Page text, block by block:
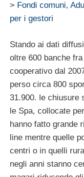
> Fondi comuni,
per i gestori
Stando ai dati
oltre 600 banche
cooperativo dal
perso circa 800
31.900. le chiusure
le Spa, collocate
hanno fatto grande
line mentre quelle
centri o in quelli
negli anni stanno